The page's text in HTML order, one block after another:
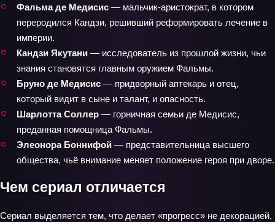
Фальма де Медисис — мальчик-аристократ, в котором
переродился Кандзи, решивший реформировать лечение в
империи.
Кандзи Якутани — исследователь из прошлой жизни, чьи
знания становятся главным оружием Фальмы.
Бруно де Медисис — придворный аптекарь и отец,
который видит в сыне и талант, и опасность.
Шарлотта Соллер — горничная семьи де Медисис,
преданная помощница Фальмы.
Элеонора Боннифой — представительница высшего
общества, чьё внимание меняет положение героя при дворе.
Чем сериал отличается
Сериал выделяется тем, что делает «прогресс» не декорацией,